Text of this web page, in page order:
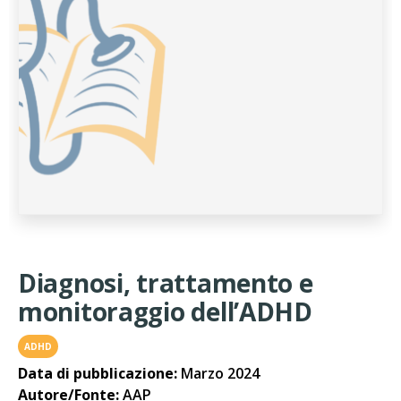
Diagnosi, trattamento e
monitoraggio dell’ADHD
ADHD
Data di pubblicazione: Marzo 2024
Autore/Fonte:AAP